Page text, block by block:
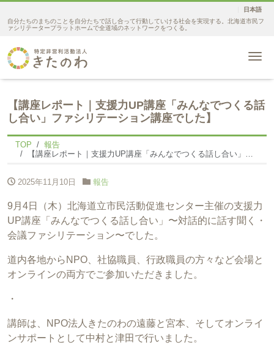
日本語
自分たちのまちのことを自分たちで話し合って行動していける社会を実現する。北海道市民フ
ァシリテータープラットホームで全道域のネットワークをつくる。
【講座レポート｜支援力UP講座「みんなでつくる話
し合い」ファシリテーション講座でした】
TOP
報告
【講座レポート｜支援力UP講座「みんなでつくる話し合い」ファシリテーション講座でした】
2025年11月10日 報告
9月4日（木）北海道立市民活動促進センター主催の支援力
UP講座「みんなでつくる話し合い」〜対話的に話す聞く・
会議ファシリテーション〜でした。
道内各地からNPO、社協職員、行政職員の方々など会場と
オンラインの両方でご参加いただきました。
・
講師は、NPO法人きたのわの遠藤と宮本、そしてオンライ
ンサポートとして中村と津田で行いました。